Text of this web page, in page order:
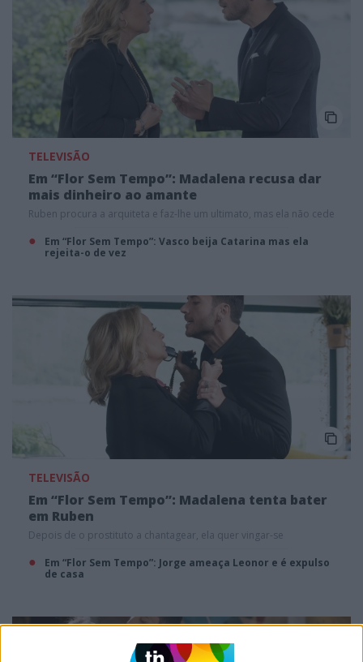
TELEVISÃO
Em “Flor Sem Tempo”: Madalena recusa dar
mais dinheiro ao amante
Ruben procura a arquiteta e faz-lhe um ultimato, mas ela não cede
Em “Flor Sem Tempo”: Vasco beija Catarina mas ela
rejeita-o de vez
TELEVISÃO
Em “Flor Sem Tempo”: Madalena tenta bater
em Ruben
Depois de o prostituto a chantagear, ela quer vingar-se
Em “Flor Sem Tempo”: Jorge ameaça Leonor e é expulso
de casa